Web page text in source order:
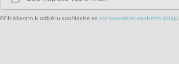
Přihlášením k odběru souhlasíte se zpracováním osobním údajů